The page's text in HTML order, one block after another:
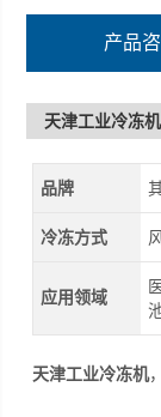
产品
天津工业冷冻机
品牌
冷冻方式
应用领域
天津工业冷冻机，